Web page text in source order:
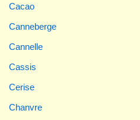
Cacao
Canneberge
Cannelle
Cassis
Cerise
Chanvre